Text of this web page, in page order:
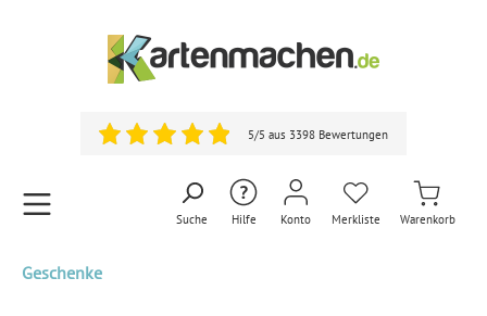
5/5 aus 3398 Bewertungen
Suche Hilfe Konto Merkliste Warenkorb
Geschenke